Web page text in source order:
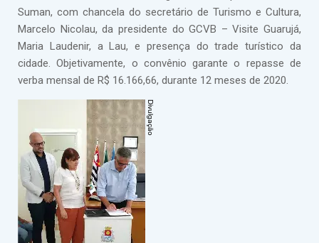
Suman, com chancela do secretário de Turismo e Cultura,
Marcelo Nicolau, da presidente do GCVB – Visite Guarujá,
Maria Laudenir, a Lau, e presença do trade turístico da
cidade. Objetivamente, o convênio garante o repasse de
verba mensal de R$ 16.166,66, durante 12 meses de 2020.